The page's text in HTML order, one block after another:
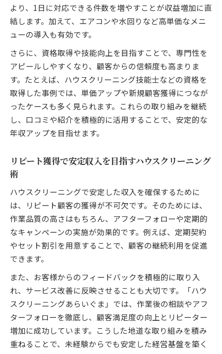
より、1日に対応できる件数を増やすことが収益増加に直
結します。加えて、エアコンや水回りなど高単価なメニ
ューの導入も有効です。
さらに、資格取得や技能向上を目指すことで、専門性を
アピールしやすくなり、顧客からの信頼度も高まりま
す。たとえば、ハウスクリーニング技能士などの資格を
取得した事例では、単価アップや新規顧客獲得につなが
ったケースも多く見られます。これらの取り組みを継続
し、口コミや紹介を積極的に活用することで、安定的な
年収アップを目指せます。
リピート獲得で安定収入を目指すハウスクリーニング
術
ハウスクリーニングで安定した収入を確保するために
は、リピート顧客の獲得が不可欠です。そのためには、
作業品質の高さはもちろん、アフターフォローや定期的
なキャンペーンの実施が効果的です。例えば、定期契約
やセット割引を用意することで、顧客の継続利用を促進
できます。
また、お客様からのフィードバックを積極的に取り入
れ、サービス改善に反映させることも大切です。「ハウ
スクリーニングあらいぐま」では、作業後の相談やアフ
ターフォローを徹底し、顧客満足度の向上とリピーター
増加に成功しています。こうした地道な取り組みを積み
重ねることで、未経験からでも安定した経営基盤を築く